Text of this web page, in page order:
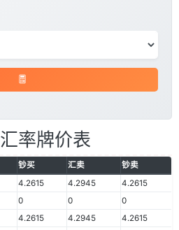
汇率牌价表
钞买 汇卖
钞卖
4.2615 4.2945
4.2615
0 0
0
4.2615 4.2945
4.2615